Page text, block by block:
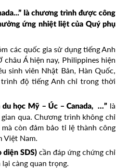
là chương trình được công
ứng nhiệt liệt của Quý phụ
các quốc gia sử dụng tiếng Anh
Á hiện nay, Philippines hiện
sinh viên Nhật Bản, Hàn Quốc,
trình độ tiếng Anh chỉ trong thời
du học Mỹ – Úc – Canada, …” là
qua. Chương trình không chỉ
còn đảm bảo tỉ lệ thành công
Việt Nam.
diện SDS) cần đáp ứng chứng chỉ
càng quan trọng.